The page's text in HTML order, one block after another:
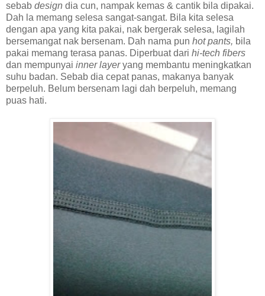
sebab design dia cun, nampak kemas & cantik bila dipakai.
Dah la memang selesa sangat-sangat. Bila kita selesa
dengan apa yang kita pakai, nak bergerak selesa, lagilah
bersemangat nak bersenam. Dah nama pun hot pants, bila
pakai memang terasa panas. Diperbuat dari hi-tech fibers
dan mempunyai inner layeryang membantu meningkatkan
suhu badan. Sebab dia cepat panas, makanya banyak
berpeluh. Belum bersenam lagi dah berpeluh, memang
puas hati.